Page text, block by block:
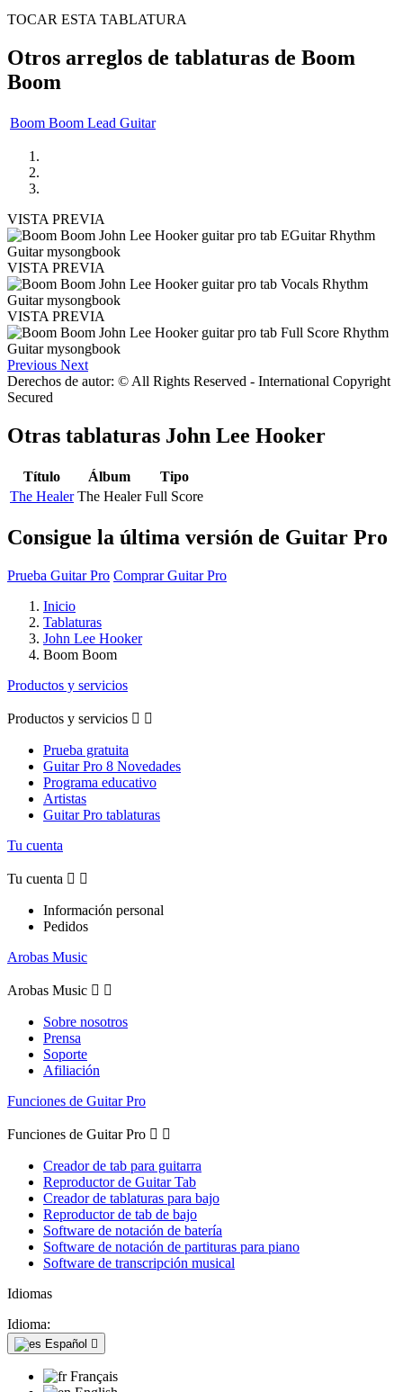
TOCAR ESTA TABLATURA
Otros arreglos de tablaturas de Boom
Boom
Boom Boom Lead Guitar
VISTA PREVIA
VISTA PREVIA
VISTA PREVIA
Previous Next
Derechos de autor: © All Rights Reserved - International Copyright
Secured
Otras tablaturas John Lee Hooker
Título Álbum
Tipo
The Healer The Healer Full Score
Consigue la última versión de Guitar Pro
Prueba Guitar Pro Comprar Guitar Pro
Inicio
Tablaturas
John Lee Hooker
Boom Boom
Productos y servicios
Productos y servicios  
Prueba gratuita
Guitar Pro 8 Novedades
Programa educativo
Artistas
Guitar Pro tablaturas
Tu cuenta
Tu cuenta  
Información personal
Pedidos
Arobas Music
Arobas Music  
Sobre nosotros
Prensa
Soporte
Afiliación
Funciones de Guitar Pro
Funciones de Guitar Pro  
Creador de tab para guitarra
Reproductor de Guitar Tab
Creador de tablaturas para bajo
Reproductor de tab de bajo
Software de notación de batería
Software de notación de partituras para piano
Software de transcripción musical
Idiomas
Idioma:
Español 
Français